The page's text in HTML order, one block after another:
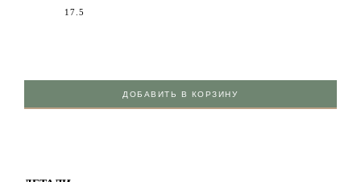
17.5
ДОБАВИТЬ В КОРЗИНУ